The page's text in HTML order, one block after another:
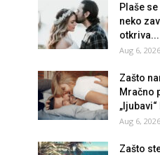
Plaše
neko
otkriva...
Aug 6, 2026
Zašto
Mračno
Aug 6, 2026
Zašto